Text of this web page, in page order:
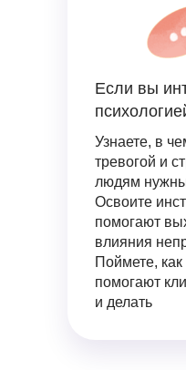
Если вы
Узнаете, в
тревогой и
людям
Освоите
помогают
влияния
Поймете, как
помогают
и делать